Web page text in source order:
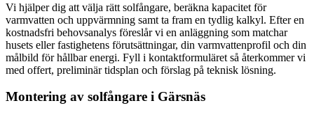
Vi hjälper dig att välja rätt solfångare, beräkna kapacitet för
varmvatten och uppvärmning samt ta fram en tydlig kalkyl. Efter en
kostnadsfri behovsanalys föreslår vi en anläggning som matchar
husets eller fastighetens förutsättningar, din varmvattenprofil och din
målbild för hållbar energi. Fyll i kontaktformuläret så återkommer vi
med offert, preliminär tidsplan och förslag på teknisk lösning.
Montering av solfångare i Gärsnäs